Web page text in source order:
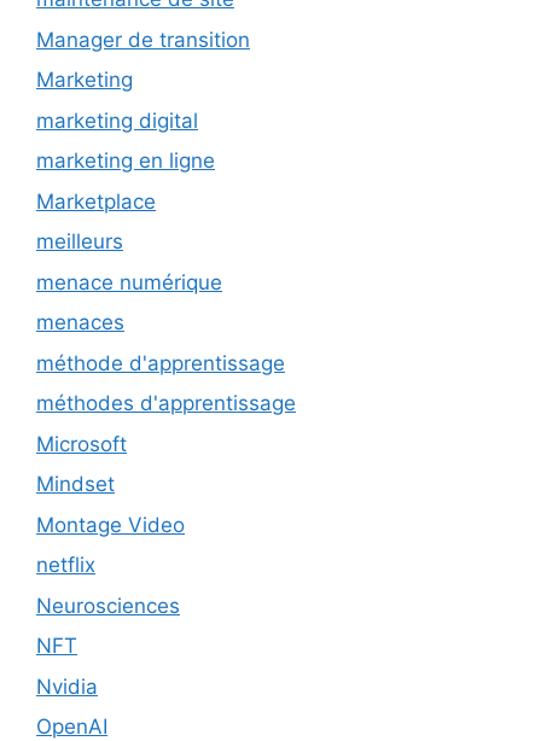
Manager de transition
Marketing
marketing digital
marketing en ligne
Marketplace
meilleurs
menace numérique
menaces
méthode d'apprentissage
méthodes d'apprentissage
Microsoft
Mindset
Montage Video
netflix
Neurosciences
NFT
Nvidia
OpenAI